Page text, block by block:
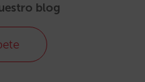
blog